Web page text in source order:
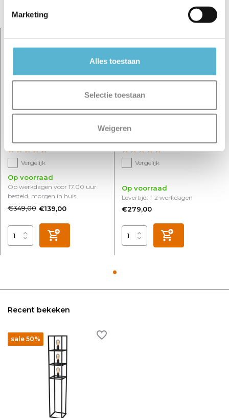
Marketing
Alles toestaan
Selectie toestaan
Weigeren
Gerelateerde artikelen:
Hanglamp Esteso 7 lichts L
Vergelijk
Op voorraad
Op werkdagen voor 17.00 uur
besteld, morgen in huis
€349,00 €139,00
Vloerlamp Palco 161x28 cm
Vergelijk
Op voorraad
Levertijd: 1-2 werkdagen
€279,00
Recent bekeken
sale 50%